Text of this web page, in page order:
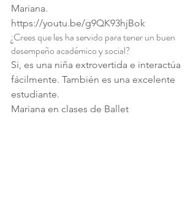
Mariana.
https://youtu.be/g9QK93hjBok
¿Crees que les ha servido para tener un buen
desempeño académico y social?
Si, es una niña extrovertida e interactúa
fácilmente. También es una excelente
estudiante.
Mariana en clases de Ballet